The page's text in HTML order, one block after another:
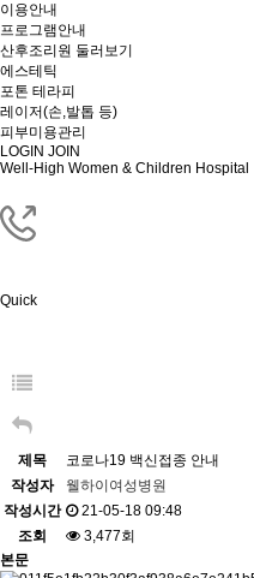
이용안내
프로그램안내
산후조리원 둘러보기
에스테틱
포톤 테라피
레이저(손,발톱 등)
피부미용관리
LOGIN JOIN
Well-High Women & Children Hospital
Quick
제목
코로나19 백신접종 안내
작성자
웰하이여성병원
작성시간
21-05-18 09:48
조회
3,477회
본문